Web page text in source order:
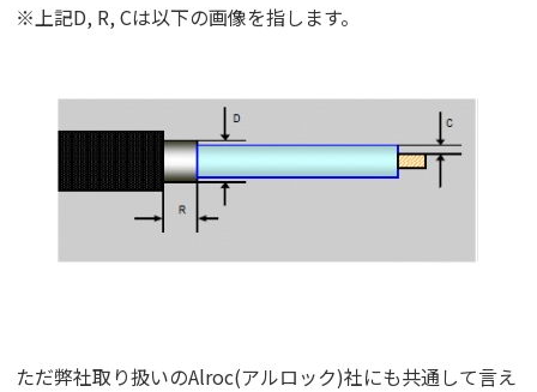
※上記D, R, Cは以下の画像を指します。
ただ弊社取り扱いのAlroc(アルロック)社にも共通して言え